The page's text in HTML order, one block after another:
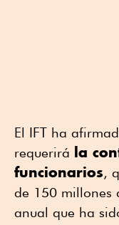
El IFT ha
requerirá la
funcionarios,
de 150 millones
anual que ha